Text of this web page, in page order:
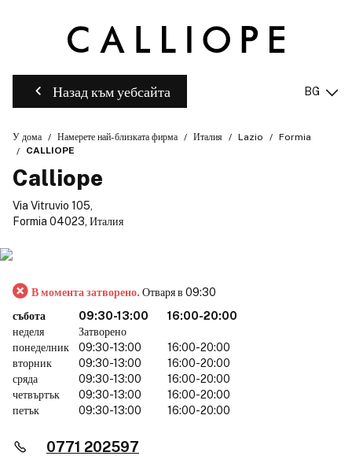
Назад към уебсайта BG
У дома Намерете най-близката фирма Италия Lazio
Formia
CALLIOPE
Calliope
Via Vitruvio 105,
Formia 04023, Италия
В момента затворено. Отваря в 09:30
събота
09:30-13:00
16:00-20:00
неделя
Затворено
понеделник
09:30-13:00
16:00-20:00
вторник
09:30-13:00
16:00-20:00
сряда
09:30-13:00
16:00-20:00
четвъртък
09:30-13:00
16:00-20:00
петък
09:30-13:00 16:00-20:00
0771 202597